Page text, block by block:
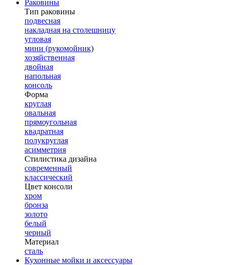
Раковины
Тип раковины
подвесная
накладная на столешницу
угловая
мини (рукомойник)
хозяйственная
двойная
напольная
консоль
Форма
круглая
овальная
прямоугольная
квадратная
полукруглая
асимметрия
Стилистика дизайна
современный
классический
Цвет консоли
хром
бронза
золото
белый
черный
Материал
сталь
Кухонные мойки и аксессуары